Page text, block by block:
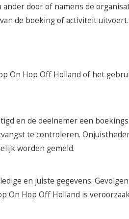
door of namens de
de boeking of activiteit uitvoert.
On Hop Off Holland of het
en de deelnemer een
te controleren.
worden gemeld.
en juiste gegevens.
On Hop Off Holland is